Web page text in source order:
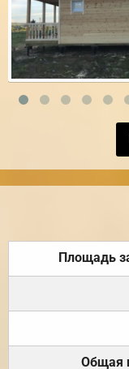
Площадь
Общая